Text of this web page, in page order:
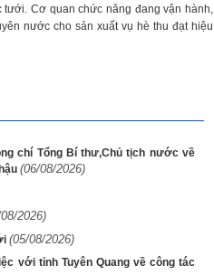
Cơ quan chức năng đang vận hành,
nước cho sản xuất vụ hè thu đạt hiệu
chí Tổng Bí thư,Chủ tịch nước về
(06/08/2026)
2026)
(05/08/2026)
với tỉnh Tuyên Quang về công tác